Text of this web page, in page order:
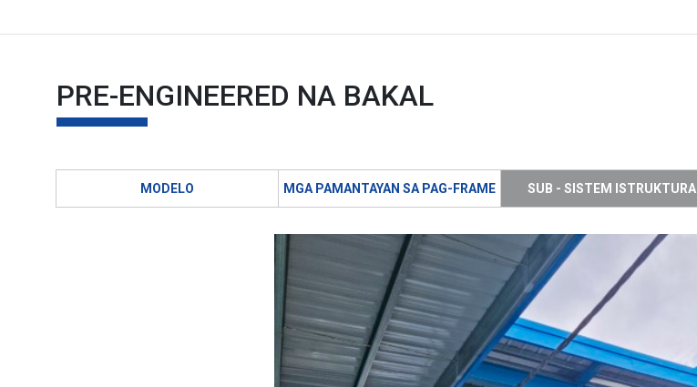
PRE-ENGINEERED NA BAKAL
MODELO MGA PAMANTAYAN SA PAG-FRAME SUB - SISTEM ISTRUKTURA